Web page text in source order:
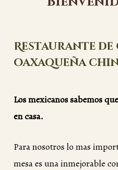
Restaurante de
oaxaqueña
Los mexicanos sabemos
en casa.
Para nosotros lo mas
mesa es una inmejorable